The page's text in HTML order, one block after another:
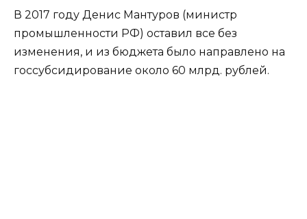
В 2017 году Денис Мантуров (министр
промышленности РФ) оставил все без
изменения, и из бюджета было направлено на
госсубсидирование около 60 млрд. рублей.